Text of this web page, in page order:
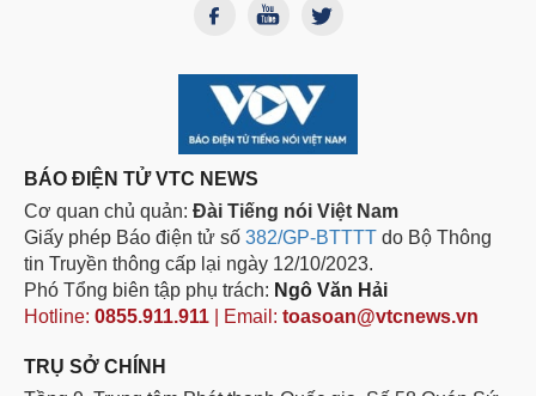
BÁO ĐIỆN TỬ VTC NEWS
Cơ quan chủ quản: Đài Tiếng nói Việt Nam
Giấy phép Báo điện tử số 382/GP-BTTTT do Bộ Thông
tin Truyền thông cấp lại ngày 12/10/2023.
Phó Tổng biên tập phụ trách: Ngô Văn Hải
Hotline: 0855.911.911 | Email: toasoan@vtcnews.vn
TRỤ SỞ CHÍNH